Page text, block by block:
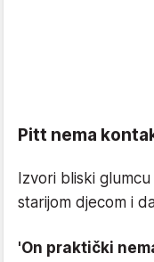
Pitt nema
Izvori bliski
starijom djecom i
'On praktički